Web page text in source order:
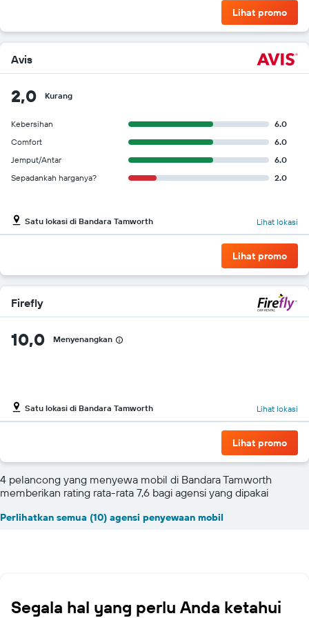
Lihat promo
Avis
2,0 Kurang
Kebersihan
6.0
Comfort
6.0
Jemput/Antar
6.0
Sepadankah harganya?
2.0
Satu lokasi di Bandara Tamworth Lihat lokasi
Lihat promo
Firefly
10,0 Menyenangkan
Satu lokasi di Bandara Tamworth Lihat lokasi
Lihat promo
4 pelancong yang menyewa mobil di Bandara Tamworth
memberikan rating rata-rata 7,6 bagi agensi yang dipakai
Perlihatkan semua (10) agensi penyewaan mobil
Segala hal yang perlu Anda ketahui